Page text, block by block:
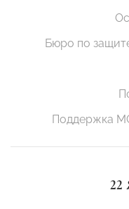
Бюро по
Поддержка
22